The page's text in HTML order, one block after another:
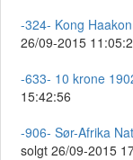
-324- Kong
26/09-2015
-633- 10 krone
15:42:56
-906- Sør-Afrika
solgt 26/09-2015